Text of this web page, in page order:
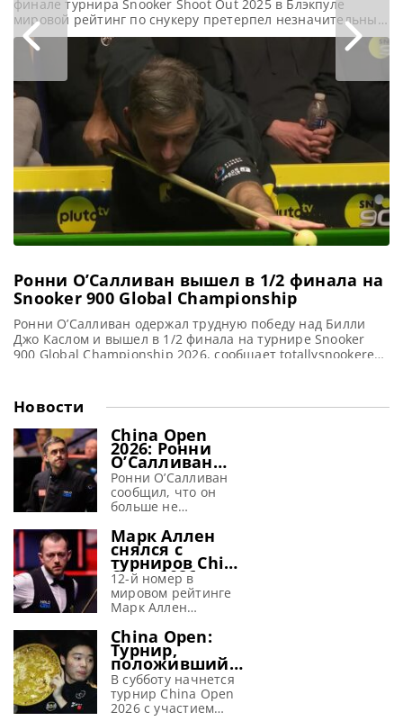
финале турнира Snooker Shoot Out 2025 в Блэкпуле
мировой рейтинг по снукеру претерпел незначительные
изменения, сообщает SnookerHQ Турнир Snooker Shoot
Out, возможно, не вызвал кардинальных перемен в
рейтинге, но несколько небольших изменений все же
могут иметь серьезные последствия в дальнейшем
сезоне. Алфи Бёрден стал вторым игроком в
Ронни О’Салливан вышел в 1/2 финала на
Snooker 900 Global Championship
Ронни О’Салливан одержал трудную победу над Билли
Джо Каслом и вышел в 1/2 финала на турнире Snooker
900 Global Championship 2026, сообщает totallysnookered
турнире Snooker 900 Global Championship 2026.
О’Салливан выбил из турнира бывшего Чемпиона Англии
среди любителей Билли Джо
Новости
China Open
2026: Ронни
О’Салливан
заявил, что
перед
крупным
турниром
«страх исчез»
Ронни О’Салливан
сообщил, что он
больше не
перед предстоящим
крупным турниром
China Open 2026,
сообщает metrouk
На протяжении
более трех
О’Салливан внушал
трепет в сердца
своих соперников,
однако, похоже, эти
времена подходят к
концу. Несмотря на
Марк Аллен
снялся с
турниров China
Open 2026 и
Wuhan Open
2026
12-й номер в
мировом рейтинге
Марк Аллен
участия в китайских
турнирах China
Open 2026 и Wuhan
Open 2026,
сообщает SnookerHQ
В пятницу стало
China Open:
Турнир,
положивший
начало
революции в
снукере,
В субботу начнется
турнир China Open
2026 с участием